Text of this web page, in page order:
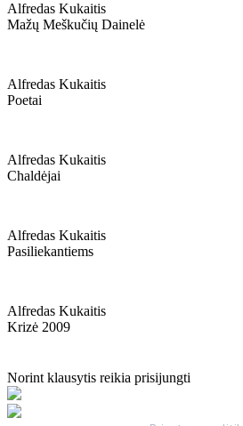
Alfredas Kukaitis
Mažų Meškučių Dainelė
Alfredas Kukaitis
Poetai
Alfredas Kukaitis
Chaldėjai
Alfredas Kukaitis
Pasiliekantiems
Alfredas Kukaitis
Krizė 2009
Norint klausytis reikia prisijungti